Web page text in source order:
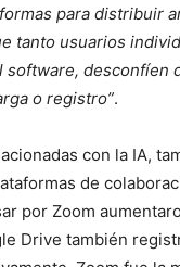
para distribuir
tanto usuarios
desconfíen
o registro”.
con la IA,
de
por Zoom
Drive también